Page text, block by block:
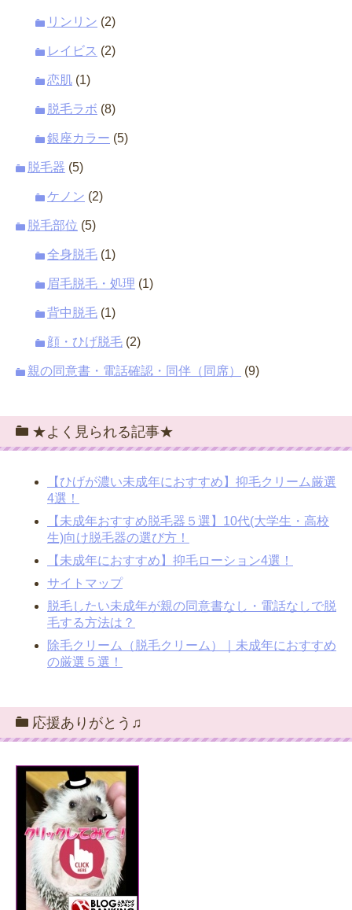
リンリン (2)
レイビス (2)
恋肌 (1)
脱毛ラボ (8)
銀座カラー (5)
脱毛器 (5)
ケノン (2)
脱毛部位 (5)
全身脱毛 (1)
眉毛脱毛・処理 (1)
背中脱毛 (1)
顔・ひげ脱毛 (2)
親の同意書・電話確認・同伴（同席） (9)
★よく見られる記事★
【ひげが濃い未成年におすすめ】抑毛クリーム厳選
4選！
【未成年おすすめ脱毛器５選】10代(大学生・高校
生)向け脱毛器の選び方！
【未成年におすすめ】抑毛ローション4選！
サイトマップ
脱毛したい未成年が親の同意書なし・電話なしで脱
毛する方法は？
除毛クリーム（脱毛クリーム）｜未成年におすすめ
の厳選５選！
応援ありがとう♫